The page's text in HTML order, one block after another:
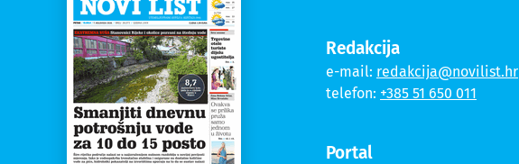
Redakcija
e-mail: redakcija@novilist.hr
telefon: +385 51 650 011
Portal